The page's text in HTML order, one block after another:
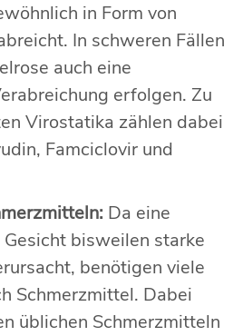
in Form von
In schweren Fällen
auch eine
erfolgen. Zu
Virostatika zählen dabei
Famciclovir und
Da eine
bisweilen starke
benötigen viele
Schmerzmittel. Dabei
üblichen Schmerzmitteln